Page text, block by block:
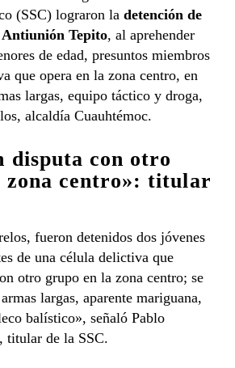
(SSC) lograron la detención de
Tepito, al aprehender
de edad, presuntos miembros
que opera en la zona centro, en
largas, equipo táctico y droga,
alcaldía Cuauhtémoc.
disputa con otro
zona centro»: titular
fueron detenidos dos jóvenes
de una célula delictiva que
otro grupo en la zona centro; se
largas, aparente mariguana,
balístico», señaló Pablo
titular de la SSC.